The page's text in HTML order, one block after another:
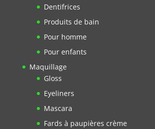
Dentifrices
Produits de bain
Pour homme
Pour enfants
Maquillage
Gloss
Eyeliners
Mascara
Fards à paupières crème